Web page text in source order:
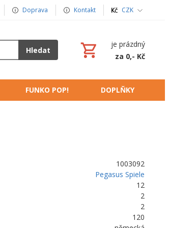
Doprava Kontakt CZK
Hledat
je prázdný
za 0,- Kč
FUNKO POP! DOPLŇKY
1003092
Pegasus Spiele
12
2
2
120